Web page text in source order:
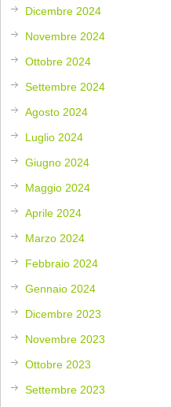
Dicembre 2024
Novembre 2024
Ottobre 2024
Settembre 2024
Agosto 2024
Luglio 2024
Giugno 2024
Maggio 2024
Aprile 2024
Marzo 2024
Febbraio 2024
Gennaio 2024
Dicembre 2023
Novembre 2023
Ottobre 2023
Settembre 2023